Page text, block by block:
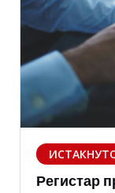
Регистар